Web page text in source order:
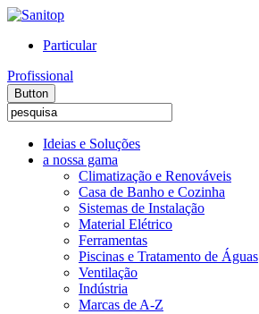
Particular
Profissional
Button
Ideias e Soluções
a nossa gama
Climatização e Renováveis
Casa de Banho e Cozinha
Sistemas de Instalação
Material Elétrico
Ferramentas
Piscinas e Tratamento de Águas
Ventilação
Indústria
Marcas de A-Z